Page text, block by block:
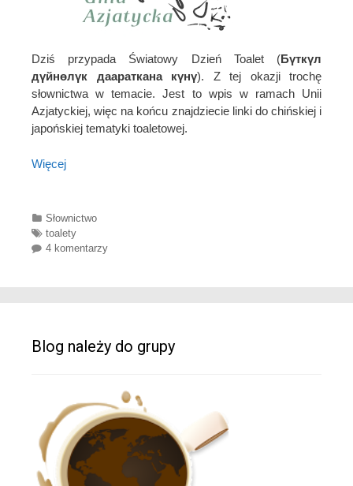
Dziś przypada Światowy Dzień Toalet (Бүткүл
дүйнөлүк даараткана күнү). Z tej okazji trochę
słownictwa w temacie. Jest to wpis w ramach Unii
Azjatyckiej, więc na końcu znajdziecie linki do chińskiej i
japońskiej tematyki toaletowej.
Więcej
Categories
Słownictwo
Tags
toalety
4 komentarzy
Blog należy do grupy